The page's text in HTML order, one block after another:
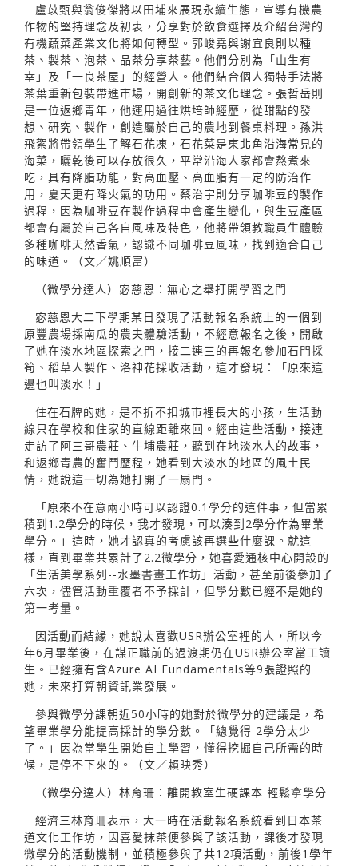
盧苡甄與翁俊傑將以田埔來展現永續生態，宣導有機農
作物的堅持理念及初衷，分享對於飲食選擇及介紹台灣的
有機蔬菜產業文化將如何轉型。郭峻堯與謝宜良則以種
茶、製茶、泡茶、品茶分享茶藝。他們分別為「山生有
幸」及「一良茶屋」的經營人。他們結合個人獨特手法將
茶葉重新包裝帶進市場，開創新的茶文化理念。張哲岳則
是一位返鄉青年，他運用過往烘培師經歷，從甜點的發
想、研究、製作，創造屬於自己的農地到餐桌料理。孫洪
飛絮將帶領學生了解石花凍，石花菜是東北角沿海常見的
海菜，曬乾後可以存放很久，平常沿海人家都會熬煮來
吃，具有降脂功能，對高血壓、高血脂有一定的防治作
用，夏天更有降火氣的功用。蔡治宇則分享咖啡豆的製作
過程，因為咖啡豆在製作過程中會產生變化，與生豆產區
都會有屬於自己各自風味及特色，他將帶領教職員生體驗
多種咖啡天然香氣，認識不同咖啡豆風味，找到適合自己
的味道。（文／姚順富）
（微學分達人）宓慈恩：無心之舉打開學習之門
宓慈恩大二下學期某日發現了活動報名系統上的一個到
原豐農場採南瓜的農夫體驗活動，不經意報名之後，開啟
了她在淡水地區探索之門，接二連三的再報名參加石門採
筍、稻草人製作、洛神花採收活動，這才發現：「原來這
邊也叫淡水！」
住在石牌的她，是不折不扣城巿裡長大的小孩，生活動
線只在學校和住家的直線距離來回。經由這些活動，接連
走訪了阿三哥農莊、牛埔農莊，聽到在地淡水人的故事，
和返鄉青農的奮鬥歷程，她看到大淡水的地區的風土民
情，她說這一切為她打開了一扇門。
「原來不在意兩小時可以認證0.1學分的這件事，但當累
積到1.2學分的時候，我才發現，可以湊到2學分作為畢業
學分。」這時，她才認真的考慮該再選些什麼課。就這
樣，直到畢業共累計了2.2微學分，她喜愛通核中心開設的
「生活美學系列--水墨書畫工作坊」活動，甚至前後參加了
六次，儘管活動重覆者不予採計，但學分數已經不是她的
第一考量。
因活動而結緣，她說太喜歡USR辦公室裡的人，所以今
年6月畢業後，在謀正職前的過渡期仍在USR辦公室當工讀
生。已經擁有含Azure AI Fundamentals等9張證照的
她，未來打算朝資訊業發展。
參與微學分課朝近50小時的她對於微學分的建議是，希
望畢業學分能提高採計的學分數。「總覺得 2學分太少
了。」因為當學生開始自主學習，懂得挖掘自己所需的時
候，是停不下來的。（文／賴映秀）
（微學分達人）林育珊：離開教室生硬課本 輕鬆拿學分
經濟三林育珊表示，大一時在活動報名系統看到日本茶
道文化工作坊，因喜愛抹茶便參與了該活動，課後才發現
微學分的活動機制，並積極參與了共12項活動，前後1學年